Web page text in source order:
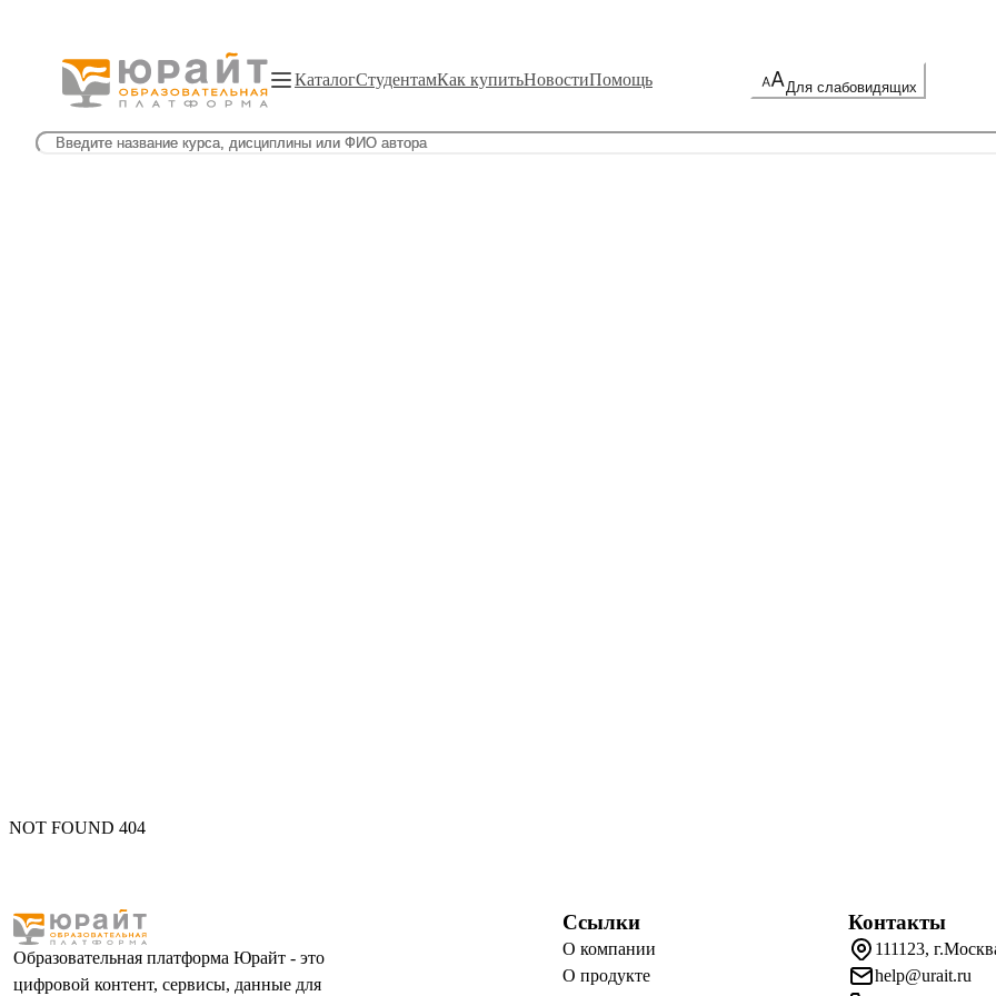
КаталогСтудентамКак купитьНовостиПомощь Для слабовидящих
NOT FOUND 404
Образовательная платформа Юрайт - это
цифровой контент, сервисы, данные для
Ссылки
О компании
О продукте
Контакты
111123,
help@urait.ru